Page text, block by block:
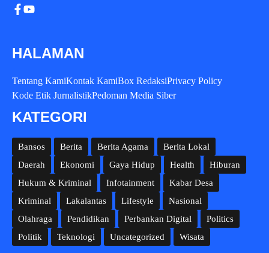
HALAMAN
Tentang KamiKontak KamiBox RedaksiPrivacy Policy
Kode Etik JurnalistikPedoman Media Siber
KATEGORI
Bansos Berita Berita Agama
Berita Lokal
Daerah
Ekonomi Gaya Hidup Health
Hiburan
Hukum & Kriminal
Infotainment
Kabar Desa
Kriminal
Lakalantas Lifestyle
Nasional
Olahraga
Pendidikan Perbankan Digital
Politics
Politik
Teknologi Uncategorized Wisata